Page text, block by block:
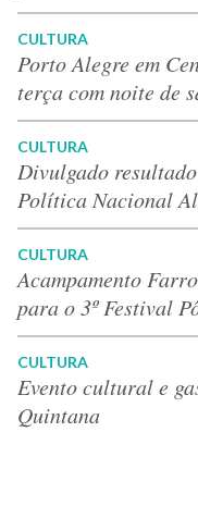
CULTURA
Porto Alegre em
terça com noite de
CULTURA
Divulgado
Política Nacional
CULTURA
Acampamento
para o 3º Festival
CULTURA
Evento cultural e
Quintana